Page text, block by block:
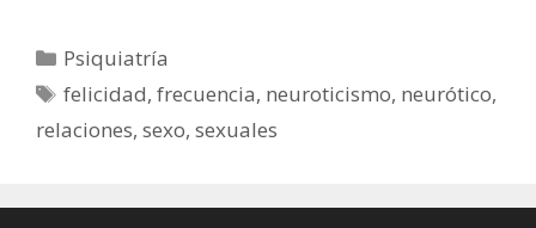
Categorías
Psiquiatría
Etiquetas
felicidad,frecuencia, neuroticismo, neurótico,
relaciones, sexo, sexuales